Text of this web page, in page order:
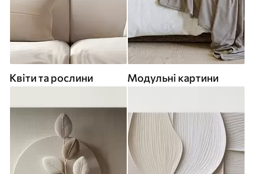
Квіти та рослини Модульні картини